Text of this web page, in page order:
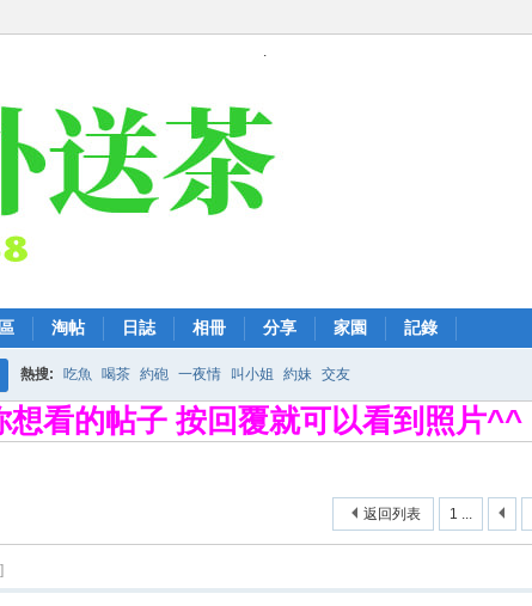
.
淘帖 日誌 相冊 分享 家園 記錄
熱搜: 吃魚 喝茶 約砲 一夜情 叫小姐 約妹 交友
看的帖子 按回覆就可以看到照片^^
1 ...
返回列表